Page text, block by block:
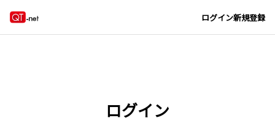
ログイン新規登録
ログイン